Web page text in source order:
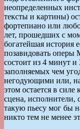
неопределенных
тексты и картины)
фортепиано или
лет, прошедших с
богатейшая история
позавидовать оперы
состоит из 4 минут
заполняемых чем
негодующими или,
этом остается в силе
сцена, исполнители,
такую пьесу мог бы
никто тем не менее